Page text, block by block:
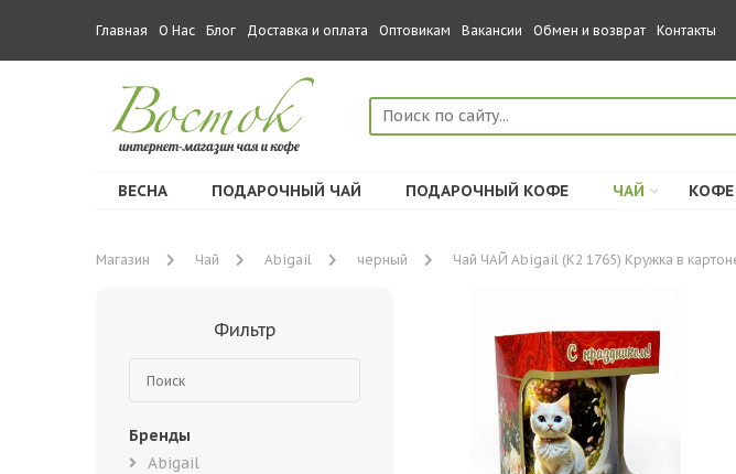
Главная О Нас Блог Доставка и оплата Оптовикам Вакансии Обмен и возврат Контакты
ВЕСНА ПОДАРОЧНЫЙ ЧАЙ ПОДАРОЧНЫЙ КОФЕ ЧАЙ КОФЕ
Магазин Чай Abigail черный Чай ЧАЙ Abigail (К2 1765) Кружка в
Фильтр
Бренды
Abigail